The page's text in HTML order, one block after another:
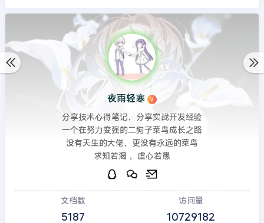
夜雨轻寒 V
分享技术心得笔记，分享实战开发经验
一个在努力变强的二狗子菜鸟成长之路
没有天生的大佬，更没有永远的菜鸟
求知若渴 ，虚心若愚
文档数
5187
访问量
10729182